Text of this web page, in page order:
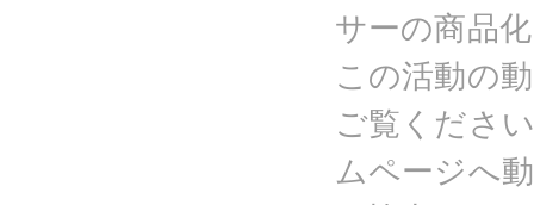
サーの商品
この活動の
ご覧くださ
ムページへ